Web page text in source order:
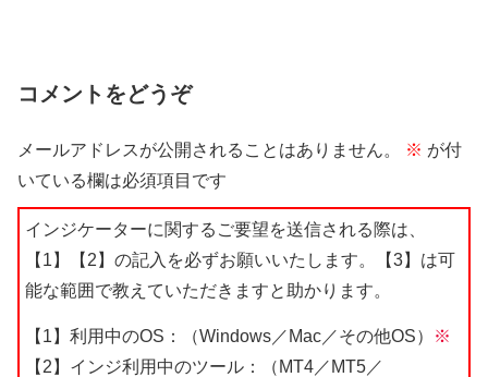
コメントをどうぞ
メールアドレスが公開されることはありません。 ※ が付
いている欄は必須項目です
インジケーターに関するご要望を送信される際は、
【1】【2】の記入を必ずお願いいたします。【3】は可
能な範囲で教えていただきますと助かります。
【1】利用中のOS：（Windows／Mac／その他OS）
※
【2】インジ利用中のツール：（MT4／MT5／